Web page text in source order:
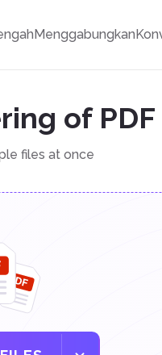
Menggabungkan
of
files at once